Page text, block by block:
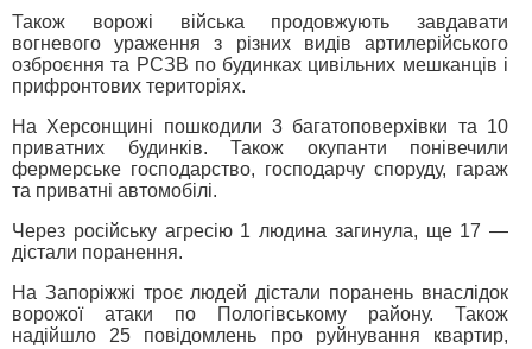
Також ворожі війська продовжують завдавати
вогневого ураження з різних видів артилерійського
озброєння та РСЗВ по будинках цивільних мешканців і
прифронтових територіях.
На Херсонщині пошкодили 3 багатоповерхівки та 10
приватних будинків. Також окупанти понівечили
фермерське господарство, господарчу споруду, гараж
та приватні автомобілі.
Через російську агресію 1 людина загинула, ще 17 —
дістали поранення.
На Запоріжжі троє людей дістали поранень внаслідок
ворожої атаки по Пологівському району. Також
надійшло 25 повідомлень про руйнування квартир,